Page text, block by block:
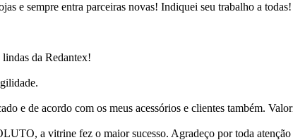
e sempre entra parceiras novas! Indiquei seu trabalho a todas!
da Redantex!
e de acordo com os meus acessórios e clientes também.
a vitrine fez o maior sucesso. Agradeço por toda